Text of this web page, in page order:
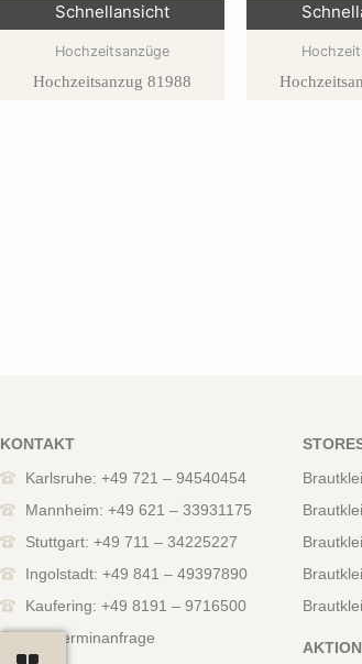
Schnellansicht
Hochzeitsanzüge
Hochzeitsanzug 81988
KONTAKT
Karlsruhe: +49 721 – 94540454
Mannheim: +49 621 – 33931175
Stuttgart: +49 711 – 34225227
Ingolstadt: +49 841 – 49397890
Kaufering: +49 8191 – 9716500
Zur Terminanfrage